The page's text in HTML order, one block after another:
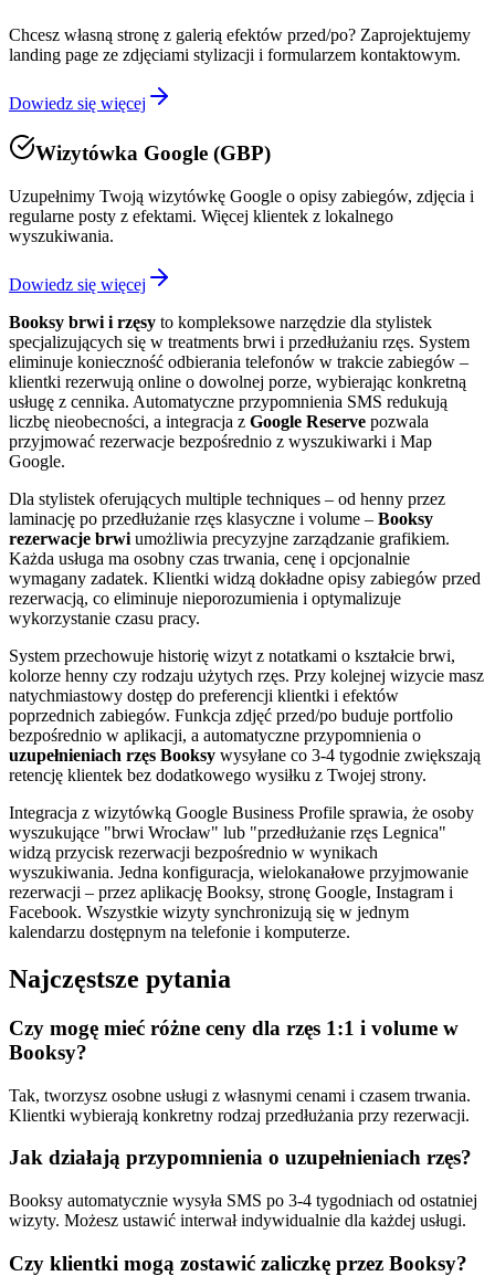
Chcesz własną stronę z galerią efektów przed/po? Zaprojektujemy
landing page ze zdjęciami stylizacji i formularzem kontaktowym.
Dowiedz się więcej
Wizytówka Google (GBP)
Uzupełnimy Twoją wizytówkę Google o opisy zabiegów, zdjęcia i
regularne posty z efektami. Więcej klientek z lokalnego
wyszukiwania.
Dowiedz się więcej
Booksy brwi i rzęsy to kompleksowe narzędzie dla stylistek
specjalizujących się w treatments brwi i przedłużaniu rzęs. System
eliminuje konieczność odbierania telefonów w trakcie zabiegów –
klientki rezerwują online o dowolnej porze, wybierając konkretną
usługę z cennika. Automatyczne przypomnienia SMS redukują
liczbę nieobecności, a integracja z Google Reserve pozwala
przyjmować rezerwacje bezpośrednio z wyszukiwarki i Map
Google.
Dla stylistek oferujących multiple techniques – od henny przez
laminację po przedłużanie rzęs klasyczne i volume – Booksy
rezerwacje brwi umożliwia precyzyjne zarządzanie grafikiem.
Każda usługa ma osobny czas trwania, cenę i opcjonalnie
wymagany zadatek. Klientki widzą dokładne opisy zabiegów przed
rezerwacją, co eliminuje nieporozumienia i optymalizuje
wykorzystanie czasu pracy.
System przechowuje historię wizyt z notatkami o kształcie brwi,
kolorze henny czy rodzaju użytych rzęs. Przy kolejnej wizycie masz
natychmiastowy dostęp do preferencji klientki i efektów
poprzednich zabiegów. Funkcja zdjęć przed/po buduje portfolio
bezpośrednio w aplikacji, a automatyczne przypomnienia o
uzupełnieniach rzęs Booksy wysyłane co 3-4 tygodnie zwiększają
retencję klientek bez dodatkowego wysiłku z Twojej strony.
Integracja z wizytówką Google Business Profile sprawia, że osoby
wyszukujące "brwi Wrocław" lub "przedłużanie rzęs Legnica"
widzą przycisk rezerwacji bezpośrednio w wynikach
wyszukiwania. Jedna konfiguracja, wielokanałowe przyjmowanie
rezerwacji – przez aplikację Booksy, stronę Google, Instagram i
Facebook. Wszystkie wizyty synchronizują się w jednym
kalendarzu dostępnym na telefonie i komputerze.
Najczęstsze pytania
Czy mogę mieć różne ceny dla rzęs 1:1 i volume w
Booksy?
Tak, tworzysz osobne usługi z własnymi cenami i czasem trwania.
Klientki wybierają konkretny rodzaj przedłużania przy rezerwacji.
Jak działają przypomnienia o uzupełnieniach rzęs?
Booksy automatycznie wysyła SMS po 3-4 tygodniach od ostatniej
wizyty. Możesz ustawić interwał indywidualnie dla każdej usługi.
Czy klientki mogą zostawić zaliczkę przez Booksy?